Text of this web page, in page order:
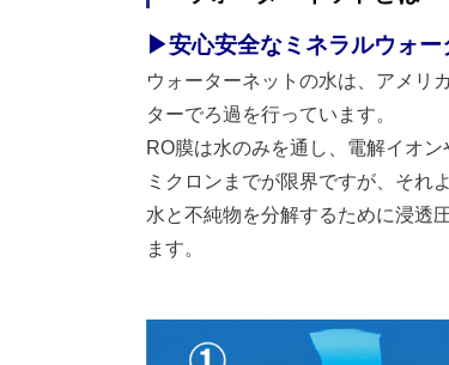
▶安心安全なミネラルウォー
ウォーターネットの水は、アメリ
ターでろ過を行っています。
RO膜は水のみを通し、電解イオ
ミクロンまでが限界ですが、それ
水と不純物を分解するために浸透
ます。